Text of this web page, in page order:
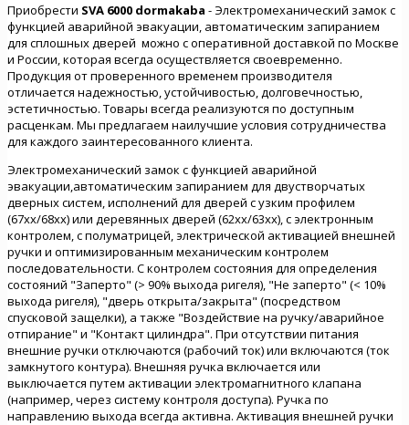
Приобрести SVA 6000 dormakaba - Электромеханический замок с
функцией аварийной эвакуации, автоматическим запиранием
для сплошных дверей можно с оперативной доставкой по Москве
и России, которая всегда осуществляется своевременно.
Продукция от проверенного временем производителя
отличается надежностью, устойчивостью, долговечностью,
эстетичностью. Товары всегда реализуются по доступным
расценкам. Мы предлагаем наилучшие условия сотрудничества
для каждого заинтересованного клиента.
Электромеханический замок с функцией аварийной
эвакуации,автоматическим запиранием для двустворчатых
дверных систем, исполнений для дверей с узким профилем
(67xx/68xx) или деревянных дверей (62xx/63xx), с электронным
контролем, с полуматрицей, электрической активацией внешней
ручки и оптимизированным механическим контролем
последовательности. С контролем состояния для определения
состояний "Заперто" (> 90% выхода ригеля), "Не заперто" (< 10%
выхода ригеля), "дверь открыта/закрыта" (посредством
спусковой защелки), а также "Воздействие на ручку/аварийное
отпирание" и "Контакт цилиндра". При отсутствии питания
внешние ручки отключаются (рабочий ток) или включаются (ток
замкнутого контура). Внешняя ручка включается или
выключается путем активации электромагнитного клапана
(например, через систему контроля доступа). Ручка по
направлению выхода всегда активна. Активация внешней ручки